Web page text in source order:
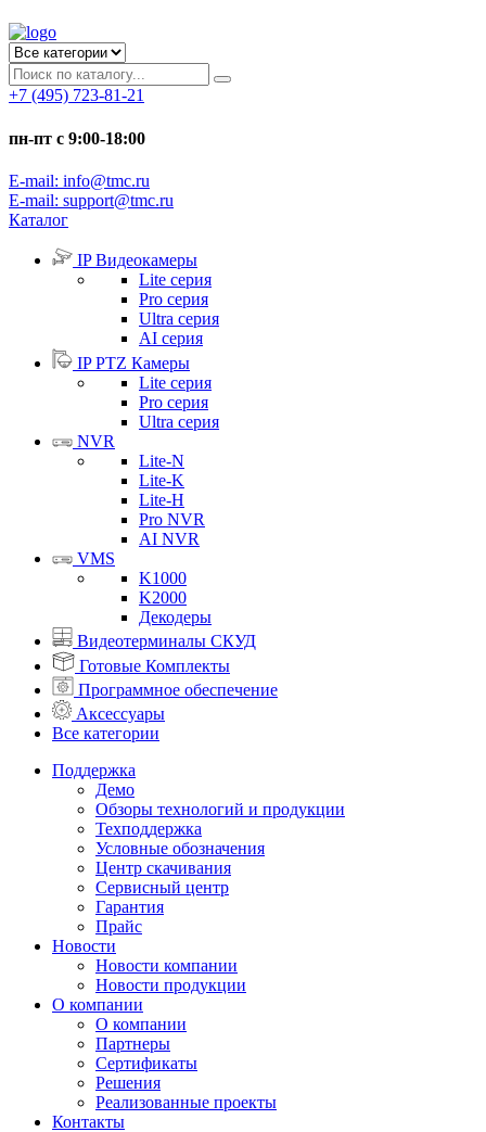
+7 (495) 723-81-21
пн-пт с 9:00-18:00
E-mail: info@tmc.ru
E-mail: support@tmc.ru
Каталог
IP Видеокамеры
Lite серия
Pro серия
Ultra серия
AI серия
IP PTZ Камеры
Lite серия
Pro серия
Ultra серия
NVR
Lite-N
Lite-K
Lite-H
Pro NVR
AI NVR
VMS
K1000
K2000
Декодеры
Видеотерминалы СКУД
Готовые Комплекты
Программное обеспечение
Аксессуары
Все категории
Поддержка
Демо
Обзоры технологий и продукции
Техподдержка
Условные обозначения
Центр скачивания
Сервисный центр
Гарантия
Прайс
Новости
Новости компании
Новости продукции
О компании
О компании
Партнеры
Сертификаты
Решения
Реализованные проекты
Контакты